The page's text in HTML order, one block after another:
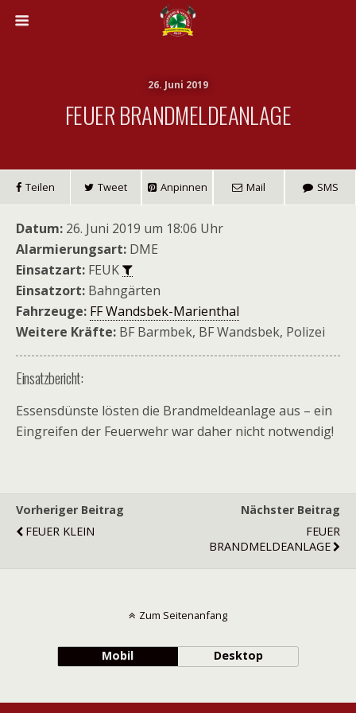
26. Juni 2019
FEUER BRANDMELDEANLAGE
Teilen Tweet Anpinnen Mail SMS
Datum: 26. Juni 2019 um 18:06 Uhr
Alarmierungsart: DME
Einsatzart: FEUK
Einsatzort: Bahngärten
Fahrzeuge: FF Wandsbek-Marienthal
Weitere Kräfte: BF Barmbek, BF Wandsbek, Polizei
Einsatzbericht:
Essensdünste lösten die Brandmeldeanlage aus – ein
Eingreifen der Feuerwehr war daher nicht notwendig!
Vorheriger Beitrag
FEUER KLEIN
Nächster Beitrag
FEUER
BRANDMELDEANLAGE
Zum Seitenanfang
Mobil Desktop